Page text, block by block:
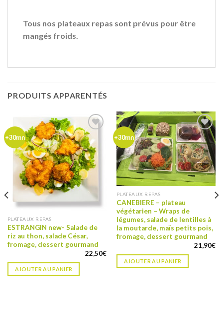
Tous nos plateaux repas sont prévus pour être
mangés froids.
PRODUITS APPARENTÉS
+30mn
Ajouter
à ma
liste de
souhaits
PLATEAUX REPAS
ESTRANGIN new- Salade de
riz au thon, salade César,
fromage, dessert gourmand
22,50€
AJOUTER AU PANIER
+30mn
Ajouter
à ma
liste de
souhaits
PLATEAUX REPAS
CANEBIERE – plateau
végétarien – Wraps de
légumes, salade de lentilles à
la moutarde, maïs petits pois,
fromage, dessert gourmand
21,90€
AJOUTER AU PANIER